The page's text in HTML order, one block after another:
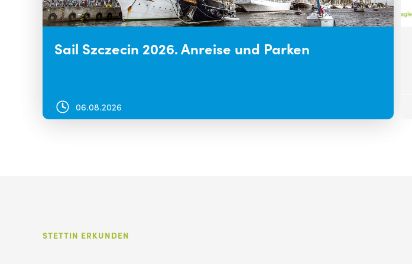
Sail Szczecin 2026. Anreise und Parken
06.08.2026
STETTIN ERKUNDEN